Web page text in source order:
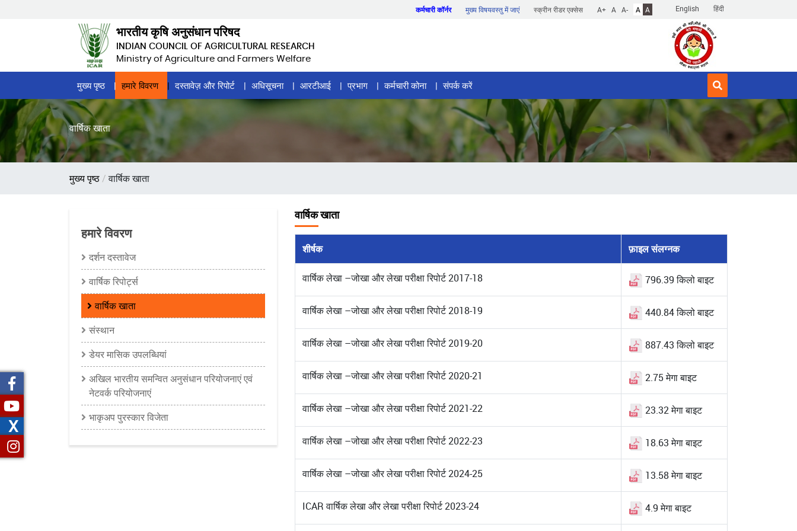
English हिंदी
कर्मचारी कॉर्नर मुख्य विषयवस्तु में जाएं स्क्रीन रीडर एक्सेस A+ A A- A A
भारतीय कृषि अनुसंधान परिषद
INDIAN COUNCIL OF AGRICULTURAL RESEARCH
Ministry of Agriculture and Farmers Welfare
Home
Page
Menu
मुख्य पृष्ठ हमारे विवरण दस्तावेज़ और रिपोर्ट अधिसूचना आरटीआई प्रभाग कर्मचारी कोना संपर्क करें
वार्षिक खाता
पग
मुख्य पृष्ठ वार्षिक खाता
हमारे विवरण
दर्शन दस्तावेज
वार्षिक रिपोर्ट्स
वार्षिक खाता
संस्थान
डेयर मासिक उपलब्धियां
अखिल भारतीय समन्‍वित अनुसंधान परियोजनाएं एवं
नेटवर्क परियोजनाएं
भाकृअप पुरस्कार विजेता
वार्षिक खाता
शीर्षक फ़ाइल संलग्नक
वार्षिक लेखा –जोखा और लेखा परीक्षा रिपोर्ट 2017-18 796.39 किलो बाइट
वार्षिक लेखा –जोखा और लेखा परीक्षा रिपोर्ट 2018-19 440.84 किलो बाइट
वार्षिक लेखा –जोखा और लेखा परीक्षा रिपोर्ट 2019-20 887.43 किलो बाइट
वार्षिक लेखा –जोखा और लेखा परीक्षा रिपोर्ट 2020-21 2.75 मेगा बाइट
वार्षिक लेखा –जोखा और लेखा परीक्षा रिपोर्ट 2021-22 23.32 मेगा बाइट
वार्षिक लेखा –जोखा और लेखा परीक्षा रिपोर्ट 2022-23 18.63 मेगा बाइट
वार्षिक लेखा –जोखा और लेखा परीक्षा रिपोर्ट 2024-25 13.58 मेगा बाइट
ICAR वार्षिक लेखा और लेखा परीक्षा रिपोर्ट 2023-24 4.9 मेगा बाइट
X